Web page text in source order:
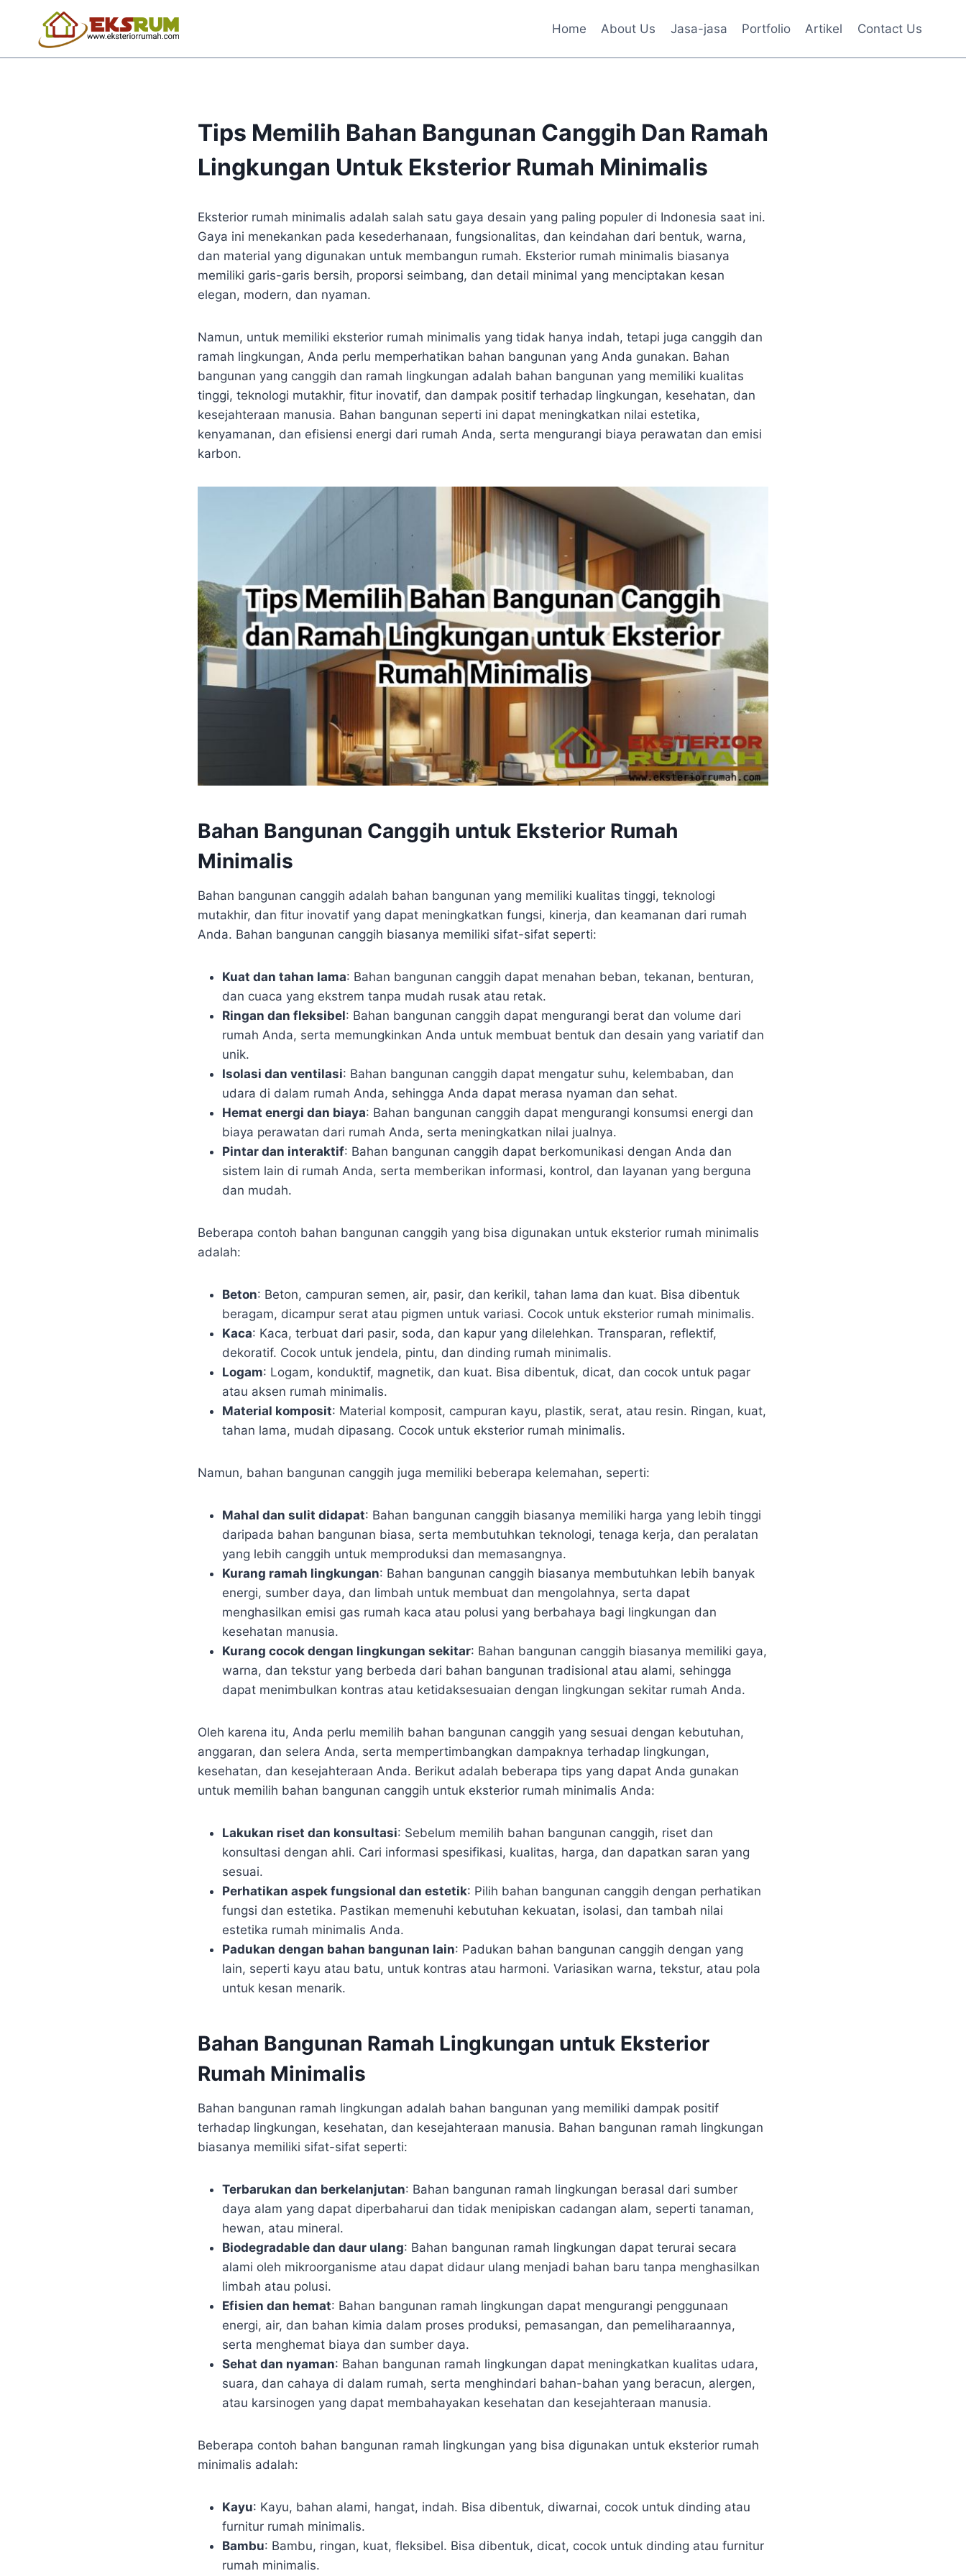
Home About Us Jasa-jasa Portfolio Artikel Contact Us
Tips Memilih Bahan Bangunan Canggih Dan Ramah
Lingkungan Untuk Eksterior Rumah Minimalis
Eksterior rumah minimalis adalah salah satu gaya desain yang paling populer di Indonesia saat ini.
Gaya ini menekankan pada kesederhanaan, fungsionalitas, dan keindahan dari bentuk, warna,
dan material yang digunakan untuk membangun rumah. Eksterior rumah minimalis biasanya
memiliki garis-garis bersih, proporsi seimbang, dan detail minimal yang menciptakan kesan
elegan, modern, dan nyaman.
Namun, untuk memiliki eksterior rumah minimalis yang tidak hanya indah, tetapi juga canggih dan
ramah lingkungan, Anda perlu memperhatikan bahan bangunan yang Anda gunakan. Bahan
bangunan yang canggih dan ramah lingkungan adalah bahan bangunan yang memiliki kualitas
tinggi, teknologi mutakhir, fitur inovatif, dan dampak positif terhadap lingkungan, kesehatan, dan
kesejahteraan manusia. Bahan bangunan seperti ini dapat meningkatkan nilai estetika,
kenyamanan, dan efisiensi energi dari rumah Anda, serta mengurangi biaya perawatan dan emisi
karbon.
Bahan Bangunan Canggih untuk Eksterior Rumah
Minimalis
Bahan bangunan canggih adalah bahan bangunan yang memiliki kualitas tinggi, teknologi
mutakhir, dan fitur inovatif yang dapat meningkatkan fungsi, kinerja, dan keamanan dari rumah
Anda. Bahan bangunan canggih biasanya memiliki sifat-sifat seperti:
Kuat dan tahan lama: Bahan bangunan canggih dapat menahan beban, tekanan, benturan,
dan cuaca yang ekstrem tanpa mudah rusak atau retak.
Ringan dan fleksibel: Bahan bangunan canggih dapat mengurangi berat dan volume dari
rumah Anda, serta memungkinkan Anda untuk membuat bentuk dan desain yang variatif dan
unik.
Isolasi dan ventilasi: Bahan bangunan canggih dapat mengatur suhu, kelembaban, dan
udara di dalam rumah Anda, sehingga Anda dapat merasa nyaman dan sehat.
Hemat energi dan biaya: Bahan bangunan canggih dapat mengurangi konsumsi energi dan
biaya perawatan dari rumah Anda, serta meningkatkan nilai jualnya.
Pintar dan interaktif: Bahan bangunan canggih dapat berkomunikasi dengan Anda dan
sistem lain di rumah Anda, serta memberikan informasi, kontrol, dan layanan yang berguna
dan mudah.
Beberapa contoh bahan bangunan canggih yang bisa digunakan untuk eksterior rumah minimalis
adalah:
Beton: Beton, campuran semen, air, pasir, dan kerikil, tahan lama dan kuat. Bisa dibentuk
beragam, dicampur serat atau pigmen untuk variasi. Cocok untuk eksterior rumah minimalis.
Kaca: Kaca, terbuat dari pasir, soda, dan kapur yang dilelehkan. Transparan, reflektif,
dekoratif. Cocok untuk jendela, pintu, dan dinding rumah minimalis.
Logam: Logam, konduktif, magnetik, dan kuat. Bisa dibentuk, dicat, dan cocok untuk pagar
atau aksen rumah minimalis.
Material komposit: Material komposit, campuran kayu, plastik, serat, atau resin. Ringan, kuat,
tahan lama, mudah dipasang. Cocok untuk eksterior rumah minimalis.
Namun, bahan bangunan canggih juga memiliki beberapa kelemahan, seperti:
Mahal dan sulit didapat: Bahan bangunan canggih biasanya memiliki harga yang lebih tinggi
daripada bahan bangunan biasa, serta membutuhkan teknologi, tenaga kerja, dan peralatan
yang lebih canggih untuk memproduksi dan memasangnya.
Kurang ramah lingkungan: Bahan bangunan canggih biasanya membutuhkan lebih banyak
energi, sumber daya, dan limbah untuk membuat dan mengolahnya, serta dapat
menghasilkan emisi gas rumah kaca atau polusi yang berbahaya bagi lingkungan dan
kesehatan manusia.
Kurang cocok dengan lingkungan sekitar: Bahan bangunan canggih biasanya memiliki gaya,
warna, dan tekstur yang berbeda dari bahan bangunan tradisional atau alami, sehingga
dapat menimbulkan kontras atau ketidaksesuaian dengan lingkungan sekitar rumah Anda.
Oleh karena itu, Anda perlu memilih bahan bangunan canggih yang sesuai dengan kebutuhan,
anggaran, dan selera Anda, serta mempertimbangkan dampaknya terhadap lingkungan,
kesehatan, dan kesejahteraan Anda. Berikut adalah beberapa tips yang dapat Anda gunakan
untuk memilih bahan bangunan canggih untuk eksterior rumah minimalis Anda:
Lakukan riset dan konsultasi: Sebelum memilih bahan bangunan canggih, riset dan
konsultasi dengan ahli. Cari informasi spesifikasi, kualitas, harga, dan dapatkan saran yang
sesuai.
Perhatikan aspek fungsional dan estetik: Pilih bahan bangunan canggih dengan perhatikan
fungsi dan estetika. Pastikan memenuhi kebutuhan kekuatan, isolasi, dan tambah nilai
estetika rumah minimalis Anda.
Padukan dengan bahan bangunan lain: Padukan bahan bangunan canggih dengan yang
lain, seperti kayu atau batu, untuk kontras atau harmoni. Variasikan warna, tekstur, atau pola
untuk kesan menarik.
Bahan Bangunan Ramah Lingkungan untuk Eksterior
Rumah Minimalis
Bahan bangunan ramah lingkungan adalah bahan bangunan yang memiliki dampak positif
terhadap lingkungan, kesehatan, dan kesejahteraan manusia. Bahan bangunan ramah lingkungan
biasanya memiliki sifat-sifat seperti:
Terbarukan dan berkelanjutan: Bahan bangunan ramah lingkungan berasal dari sumber
daya alam yang dapat diperbaharui dan tidak menipiskan cadangan alam, seperti tanaman,
hewan, atau mineral.
Biodegradable dan daur ulang: Bahan bangunan ramah lingkungan dapat terurai secara
alami oleh mikroorganisme atau dapat didaur ulang menjadi bahan baru tanpa menghasilkan
limbah atau polusi.
Efisien dan hemat: Bahan bangunan ramah lingkungan dapat mengurangi penggunaan
energi, air, dan bahan kimia dalam proses produksi, pemasangan, dan pemeliharaannya,
serta menghemat biaya dan sumber daya.
Sehat dan nyaman: Bahan bangunan ramah lingkungan dapat meningkatkan kualitas udara,
suara, dan cahaya di dalam rumah, serta menghindari bahan-bahan yang beracun, alergen,
atau karsinogen yang dapat membahayakan kesehatan dan kesejahteraan manusia.
Beberapa contoh bahan bangunan ramah lingkungan yang bisa digunakan untuk eksterior rumah
minimalis adalah:
Kayu: Kayu, bahan alami, hangat, indah. Bisa dibentuk, diwarnai, cocok untuk dinding atau
furnitur rumah minimalis.
Bambu: Bambu, ringan, kuat, fleksibel. Bisa dibentuk, dicat, cocok untuk dinding atau furnitur
rumah minimalis.